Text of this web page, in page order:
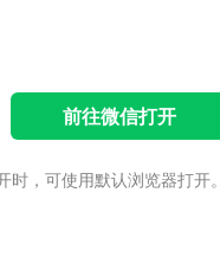
前往微信打开
时，可使用默认浏览器打开。